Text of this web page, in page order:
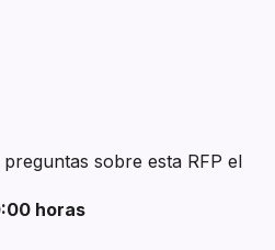
sobre esta RFP el
horas